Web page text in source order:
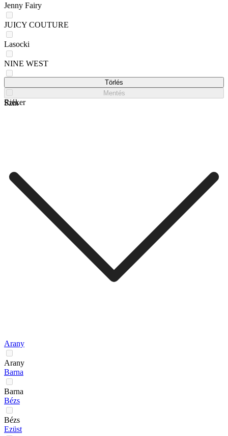
Jenny Fairy
JUICY COUTURE
Lasocki
NINE WEST
Rieker
Törlés
Mentés
Szín
Arany
Arany
Barna
Barna
Bézs
Bézs
Ezüst